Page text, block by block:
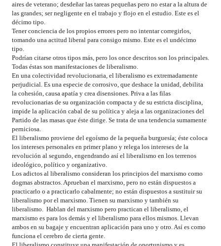
aires de veterano; desdeñar las tareas pequeñas pero no estar a la altura de
las grandes; ser negligente en el trabajo y flojo en el estudio. Este es el
décimo tipo.
Tener conciencia de los propios errores pero no intentar corregirlos,
tomando una actitud liberal para consigo mismo. Este es el undécimo
tipo.
Podrían citarse otros tipos más, pero los once descritos son los principales.
Todas éstas son manifestaciones de liberalismo.
En una colectividad revolucionaria, el liberalismo es extremadamente
perjudicial. Es una especie de corrosivo, que deshace la unidad, debilita
la cohesión, causa apatía y crea disensiones. Priva a las filas
revolucionarias de su organización compacta y de su estricta disciplina,
impide la aplicación cabal de su política y aleja a las organizaciones del
Partido de las masas que éste dirige. Se trata de una tendencia sumamente
perniciosa.
El liberalismo proviene del egoísmo de la pequeña burguesía; éste coloca
los intereses personales en primer plano y relega los intereses de la
revolución al segundo, engendrando así el liberalismo en los terrenos
ideológico, político y organizativo.
Los adictos al liberalismo consideran los principios del marxismo como
dogmas abstractos. Aprueban el marxismo, pero no están dispuestos a
practicarlo o a practicarlo cabalmente; no están dispuestos a sustituir su
liberalismo por el marxismo. Tienen su marxismo y también su
liberalismo. Hablan del marxismo pero practican el liberalismo, el
marxismo es para los demás y el liberalismo para ellos mismos. Llevan
ambos en su bagaje y encuentran aplicación para uno y otro. Así es como
funciona el cerebro de cierta gente.